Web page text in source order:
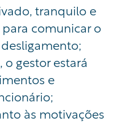
tranquilo e
comunicar o
o gestor estará
e
às motivações